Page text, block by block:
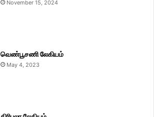
November 15, 2024
வெண்பூசணி லேகியம்
May 4, 2023